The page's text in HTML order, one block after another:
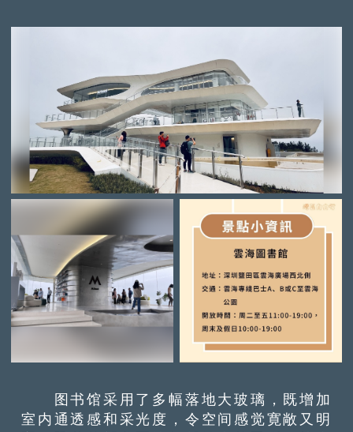
图书馆采用了多幅落地大玻璃，既增加
室内通透感和采光度，令空间感觉寛敞又明